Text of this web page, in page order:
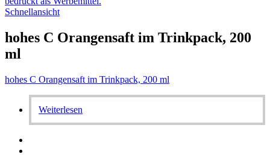
Schnellansicht
hohes C Orangensaft im Trinkpack, 200
ml
hohes C Orangensaft im Trinkpack, 200 ml
Weiterlesen